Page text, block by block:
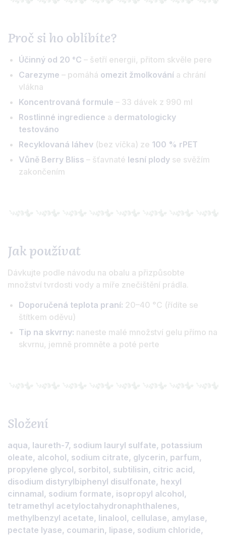
Proč si ho oblíbíte?
Účinný od 20 °C – šetří energii, přitom skvěle pere
Carezyme – pomáhá omezit žmolkování a chrání
vlákna
Koncentrovaná formule – 33 dávek z 990 ml
Rostlinné ingredience a dermatologicky
testováno
Recyklovaná láhev (bez víčka) ze 100 % rPET
Vůně Berry Bliss – šťavnaté lesní plody se svěžím
zakončením
Jak používat
Dávkujte podle návodu na obalu a přizpůsobte
množství tvrdosti vody a míře znečištění prádla.
Doporučená teplota praní: 20–40 °C (řídíte se
štítkem oděvu)
Tip na skvrny: naneste malé množství gelu přímo na
skvrnu, jemně promněte a poté perte
Složení
aqua, laureth-7, sodium lauryl sulfate, potassium
oleate, alcohol, sodium citrate, glycerin, parfum,
propylene glycol, sorbitol, subtilisin, citric acid,
disodium distyrylbiphenyl disulfonate, hexyl
cinnamal, sodium formate, isopropyl alcohol,
tetramethyl acetyloctahydronaphthalenes,
methylbenzyl acetate, linalool, cellulase, amylase,
pectate lyase, coumarin, lipase, sodium chloride,